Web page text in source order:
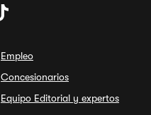
Empleo
Concesionarios
Equipo Editorial y expertos